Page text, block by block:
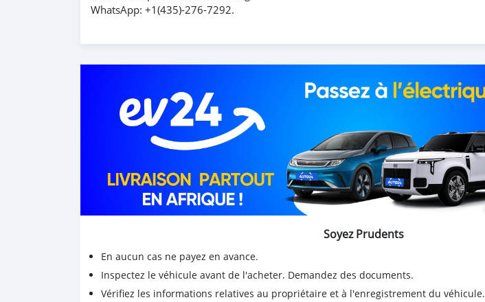
WhatsApp: +1(435)-276-7292.
Soyez Prudents
En aucun cas ne payez en avance.
Inspectez le véhicule avant de l'acheter. Demandez des documents.
Vérifiez les informations relatives au propriétaire et à l'enregistrement du véhicule.